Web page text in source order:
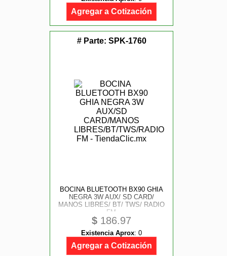
Agregar a Cotización
# Parte: SPK-1760
BOCINA BLUETOOTH BX90 GHIA
NEGRA 3W AUX/ SD CARD/
MANOS LIBRES/ BT/ TWS/ RADIO
FM
$ 186.97
Existencia Aprox: 0
Agregar a Cotización